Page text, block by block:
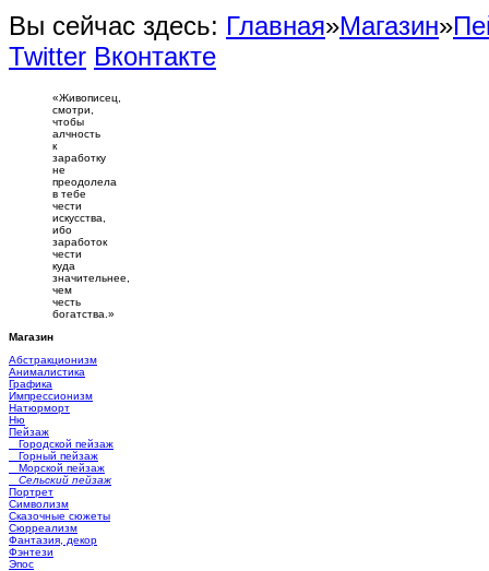
Вы сейчас здесь: Главная»Магазин»
Twitter Вконтакте
«Живописец,
смотри,
чтобы
алчность
к
заработку
не
преодолела
в тебе
чести
искусства,
ибо
заработок
чести
куда
значительнее,
чем
честь
богатства.»
Магазин
Абстракционизм
Анималистика
Графика
Импрессионизм
Натюрморт
Ню
Пейзаж
Городской пейзаж
Горный пейзаж
Морской пейзаж
Сельский пейзаж
Портрет
Символизм
Сказочные сюжеты
Сюрреализм
Фантазия, декор
Фэнтези
Эпос